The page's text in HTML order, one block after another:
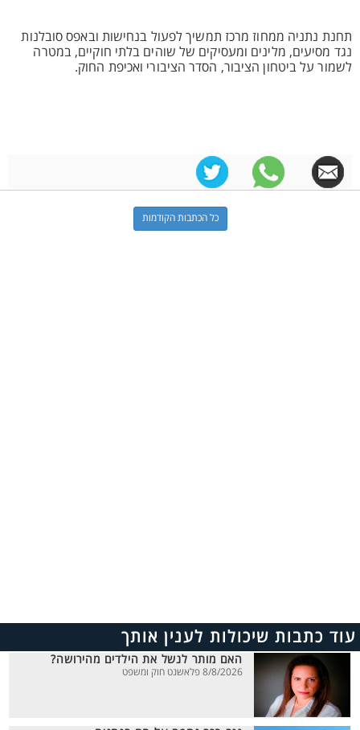
תחנת נתניה ממחוז מרכז תמשיך לפעול בנחישות ובאפס סובלנות
נגד מסיעים, מלינים ומעסיקים של שוהים בלתי חוקיים, במטרה
לשמור על ביטחון הציבור, הסדר הציבורי ואכיפת החוק.
כל הכתבות הקודמות
עוד כתבות שיכולות לענין אותך
האם מותר לנשל את הילדים מהירושה?
8/8/2026 פלאשנט חוק ומשפט